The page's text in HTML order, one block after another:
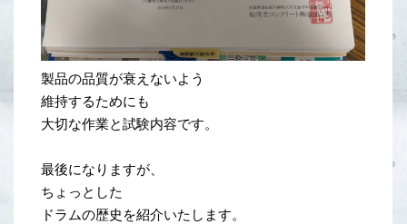
製品の品質が衰えないよう
維持するためにも
大切な作業と試験内容です。
最後になりますが、
ちょっとした
ドラムの歴史を紹介いたします。